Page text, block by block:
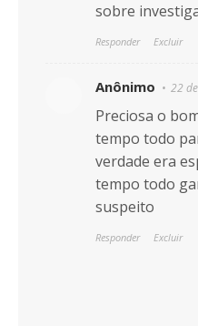
sobre
Responder Excluir
Anônimo 22
Preciosa o
tempo todo
verdade era
tempo todo
suspeito
Responder Excluir